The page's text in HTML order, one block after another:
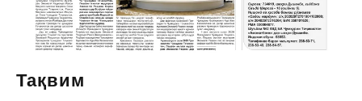
Тақвим